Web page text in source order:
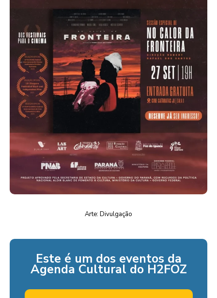
Arte: Divulgação
Este é um dos eventos da
Agenda Cultural do H2FOZ